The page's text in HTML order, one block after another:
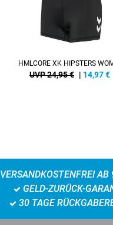
HMLCORE XK HIPSTERS
UVP 24,95 € | 14,97€
VERSANDKOSTENFREI AB
GELD-ZURÜCK-
30 TAGE